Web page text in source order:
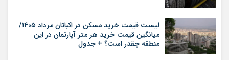
لیست قیمت خرید مسکن در اکباتان مرداد ۱۴۰۵/
میانگین قیمت خرید هر متر آپارتمان در این
منطقه چقدر است؟ + جدول